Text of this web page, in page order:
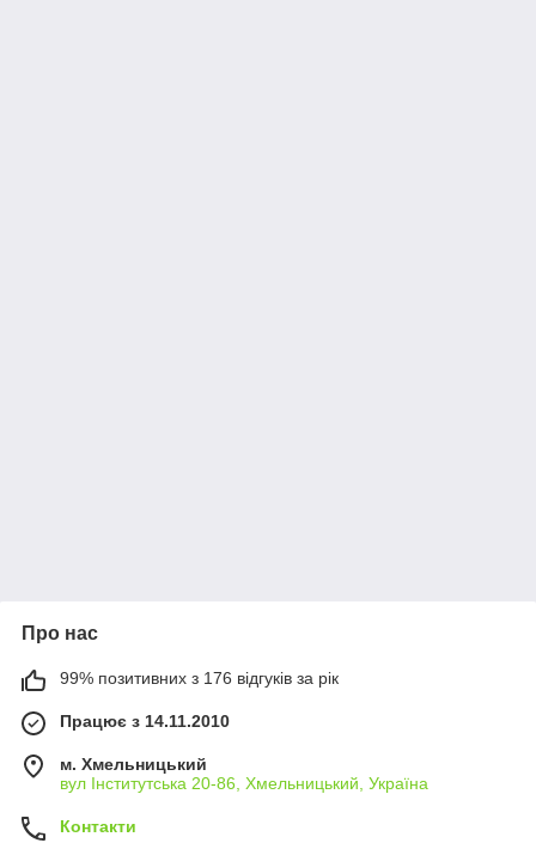
Про нас
99% позитивних з 176 відгуків за рік
Працює з 14.11.2010
м. Хмельницький
вул Інститутська 20-86, Хмельницький, Україна
Контакти